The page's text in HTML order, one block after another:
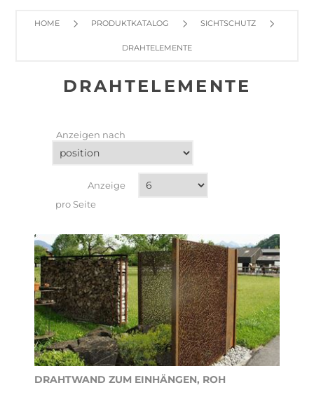
HOME PRODUKTKATALOG SICHTSCHUTZ
DRAHTELEMENTE
DRAHTELEMENTE
Anzeigen nach
Anzeige
pro Seite
DRAHTWAND ZUM EINHÄNGEN, ROH